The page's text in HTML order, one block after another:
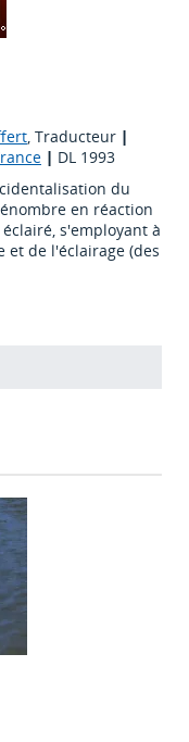
, Traducteur |
| DL 1993
du
en réaction
s'employant à
et de l'éclairage (des